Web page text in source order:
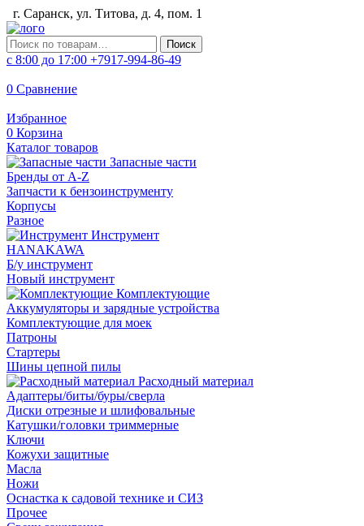
г. Саранск, ул. Титова, д. 4, пом. 1
Искать: Поиск
с 8:00 до 17:00 +7917-994-86-49
0 Сравнение
Избранное
0 Корзина
Каталог товаров
Запасные части
Бренды от A-Z
Запчасти к бензоинструменту
Корпусы
Разное
Инструмент
HANAKAWA
Б/у инструмент
Новый инструмент
Комплектующие
Аккумуляторы и зарядные устройства
Комплектующие для моек
Патроны
Стартеры
Шины цепной пилы
Расходный материал
Адаптеры/биты/буры/сверла
Диски отрезные и шлифовальные
Катушки/головки триммерные
Ключи
Кожухи защитные
Масла
Ножи
Оснастка к садовой технике и СИЗ
Прочее